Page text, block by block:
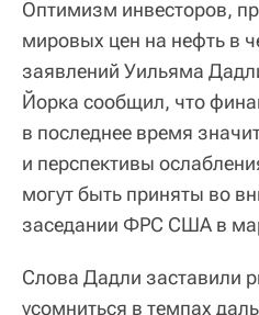
Оптимизм инвесторов,
мировых цен на нефть в
заявлений Уильяма
Йорка сообщил, что
в последнее время
и перспективы
могут быть приняты во
заседании ФРС США в
Слова Дадли заставили
усомниться в темпах